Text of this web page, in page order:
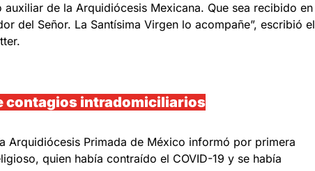
auxiliar de la Arquidiócesis Mexicana. Que sea recibido en
del Señor. La Santísima Virgen lo acompañe”, escribió el
contagios intradomiciliarios
Arquidiócesis Primada de México informó por primera
quien había contraído el COVID-19 y se había